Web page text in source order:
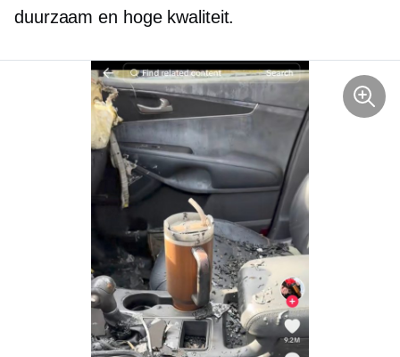
duurzaam en hoge kwaliteit.